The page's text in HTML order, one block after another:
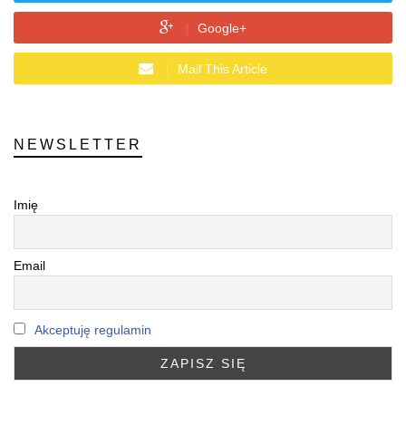
Google+
Mail This Article
NEWSLETTER
Imię
Email
Akceptuję regulamin